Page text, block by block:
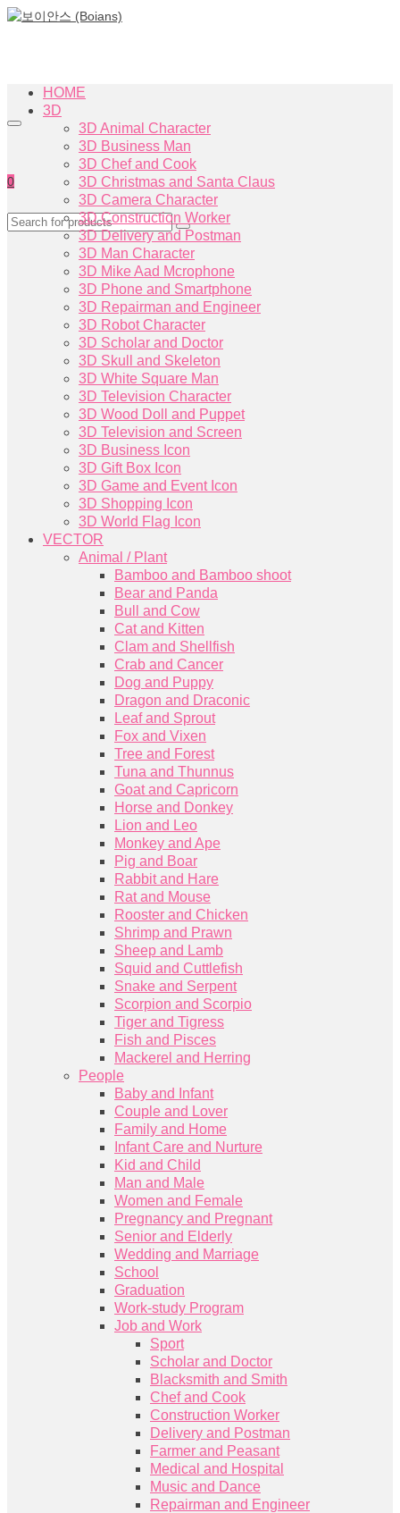
0
HOME
3D
3D Animal Character
3D Business Man
3D Chef and Cook
3D Christmas and Santa Claus
3D Camera Character
3D Construction Worker
3D Delivery and Postman
3D Man Character
3D Mike Aad Mcrophone
3D Phone and Smartphone
3D Repairman and Engineer
3D Robot Character
3D Scholar and Doctor
3D Skull and Skeleton
3D White Square Man
3D Television Character
3D Wood Doll and Puppet
3D Television and Screen
3D Business Icon
3D Gift Box Icon
3D Game and Event Icon
3D Shopping Icon
3D World Flag Icon
VECTOR
Animal / Plant
Bamboo and Bamboo shoot
Bear and Panda
Bull and Cow
Cat and Kitten
Clam and Shellfish
Crab and Cancer
Dog and Puppy
Dragon and Draconic
Leaf and Sprout
Fox and Vixen
Tree and Forest
Tuna and Thunnus
Goat and Capricorn
Horse and Donkey
Lion and Leo
Monkey and Ape
Pig and Boar
Rabbit and Hare
Rat and Mouse
Rooster and Chicken
Shrimp and Prawn
Sheep and Lamb
Squid and Cuttlefish
Snake and Serpent
Scorpion and Scorpio
Tiger and Tigress
Fish and Pisces
Mackerel and Herring
People
Baby and Infant
Couple and Lover
Family and Home
Infant Care and Nurture
Kid and Child
Man and Male
Women and Female
Pregnancy and Pregnant
Senior and Elderly
Wedding and Marriage
School
Graduation
Work-study Program
Job and Work
Sport
Scholar and Doctor
Blacksmith and Smith
Chef and Cook
Construction Worker
Delivery and Postman
Farmer and Peasant
Medical and Hospital
Music and Dance
Repairman and Engineer